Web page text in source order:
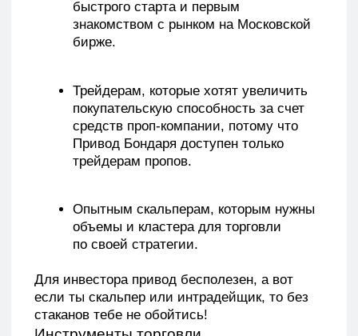
Опытным скальперам, которым нужны
объемы и кластера для торговли
Для инвестора привод бесполезен, а вот
если ты скальпер или интрадейщик, то без
стаканов тебе не обойтись!
Инструменты торговли
Стакан для торговли;
статистика;
риск-менеджмент;
настраиваемое рабочее пространство;
сигналы в Telegram;
поддержка.
Новичку поначалу может быть сложно